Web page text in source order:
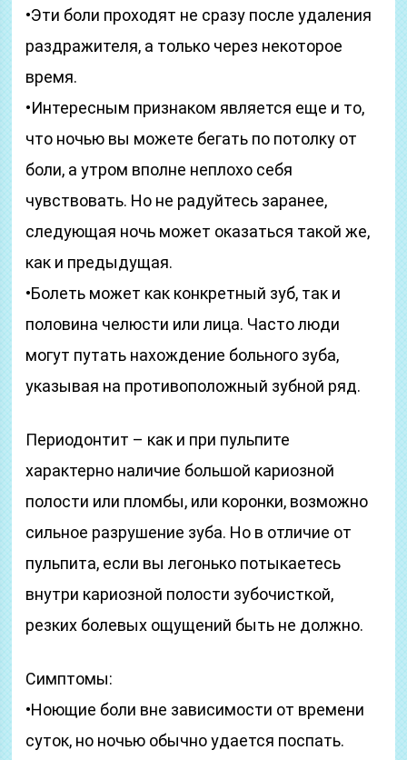
•Эти боли проходят не сразу после удаления
раздражителя, а только через некоторое
время.
•Интересным признаком является еще и то,
что ночью вы можете бегать по потолку от
боли, а утром вполне неплохо себя
чувствовать. Но не радуйтесь заранее,
следующая ночь может оказаться такой же,
как и предыдущая.
•Болеть может как конкретный зуб, так и
половина челюсти или лица. Часто люди
могут путать нахождение больного зуба,
указывая на противоположный зубной ряд.
Периодонтит – как и при пульпите
характерно наличие большой кариозной
полости или пломбы, или коронки, возможно
сильное разрушение зуба. Но в отличие от
пульпита, если вы легонько потыкаетесь
внутри кариозной полости зубочисткой,
резких болевых ощущений быть не должно.
Симптомы:
•Ноющие боли вне зависимости от времени
суток, но ночью обычно удается поспать.